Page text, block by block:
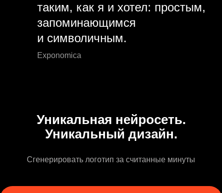
таким, как я и хотел: простым,
запоминающимся
и символичным.
Exponomica
Уникальная нейросеть.
Уникальный дизайн.
Сгенерировать логотип за считанные минуты